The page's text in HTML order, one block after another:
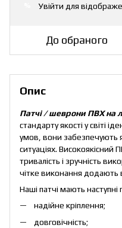
Увійти для
До обраного
Опис
Патчі / шеврони ПВХ на
стандарту якості у світі
умов, вони забезпечують
ситуаціях. Високоякісний
тривалість і зручність
чітке виконання додають
Наші патчі мають наступні
надійне кріплення;
довговічність;